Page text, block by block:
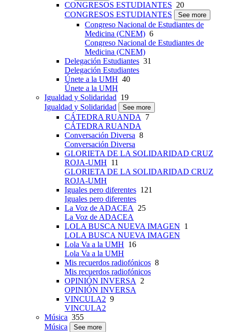
CONGRESOS ESTUDIANTES 20
CONGRESOS ESTUDIANTES
See more
Congreso Nacional de Estudiantes de
Medicina (CNEM) 6
Congreso Nacional de Estudiantes de
Medicina (CNEM)
Delegación Estudiantes 31
Delegación Estudiantes
Únete a la UMH 40
Únete a la UMH
Igualdad y Solidaridad 19
Igualdad y Solidaridad
See more
CÁTEDRA RUANDA
7
CÁTEDRA RUANDA
Conversación Diversa 8
Conversación Diversa
GLORIETA DE LA SOLIDARIDAD CRUZ
ROJA-UMH 11
GLORIETA DE LA SOLIDARIDAD CRUZ
ROJA-UMH
Iguales pero diferentes 121
Iguales pero diferentes
La Voz de ADACEA
25
La Voz de ADACEA
LOLA BUSCA NUEVA IMAGEN 1
LOLA BUSCA NUEVA IMAGEN
Lola Va a la UMH 16
Lola Va a la UMH
Mis recuerdos radiofónicos 8
Mis recuerdos radiofónicos
OPINIÓN INVERSA
2
OPINIÓN INVERSA
VINCULA2 9
VINCULA2
Música 355
Música
See more